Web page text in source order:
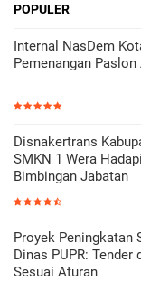
POPULER
Internal NasDem
Pemenangan
Disnakertrans
SMKN 1 Wera
Bimbingan Jabatan
Proyek Peningkatan
Dinas PUPR: Tender
Sesuai Aturan